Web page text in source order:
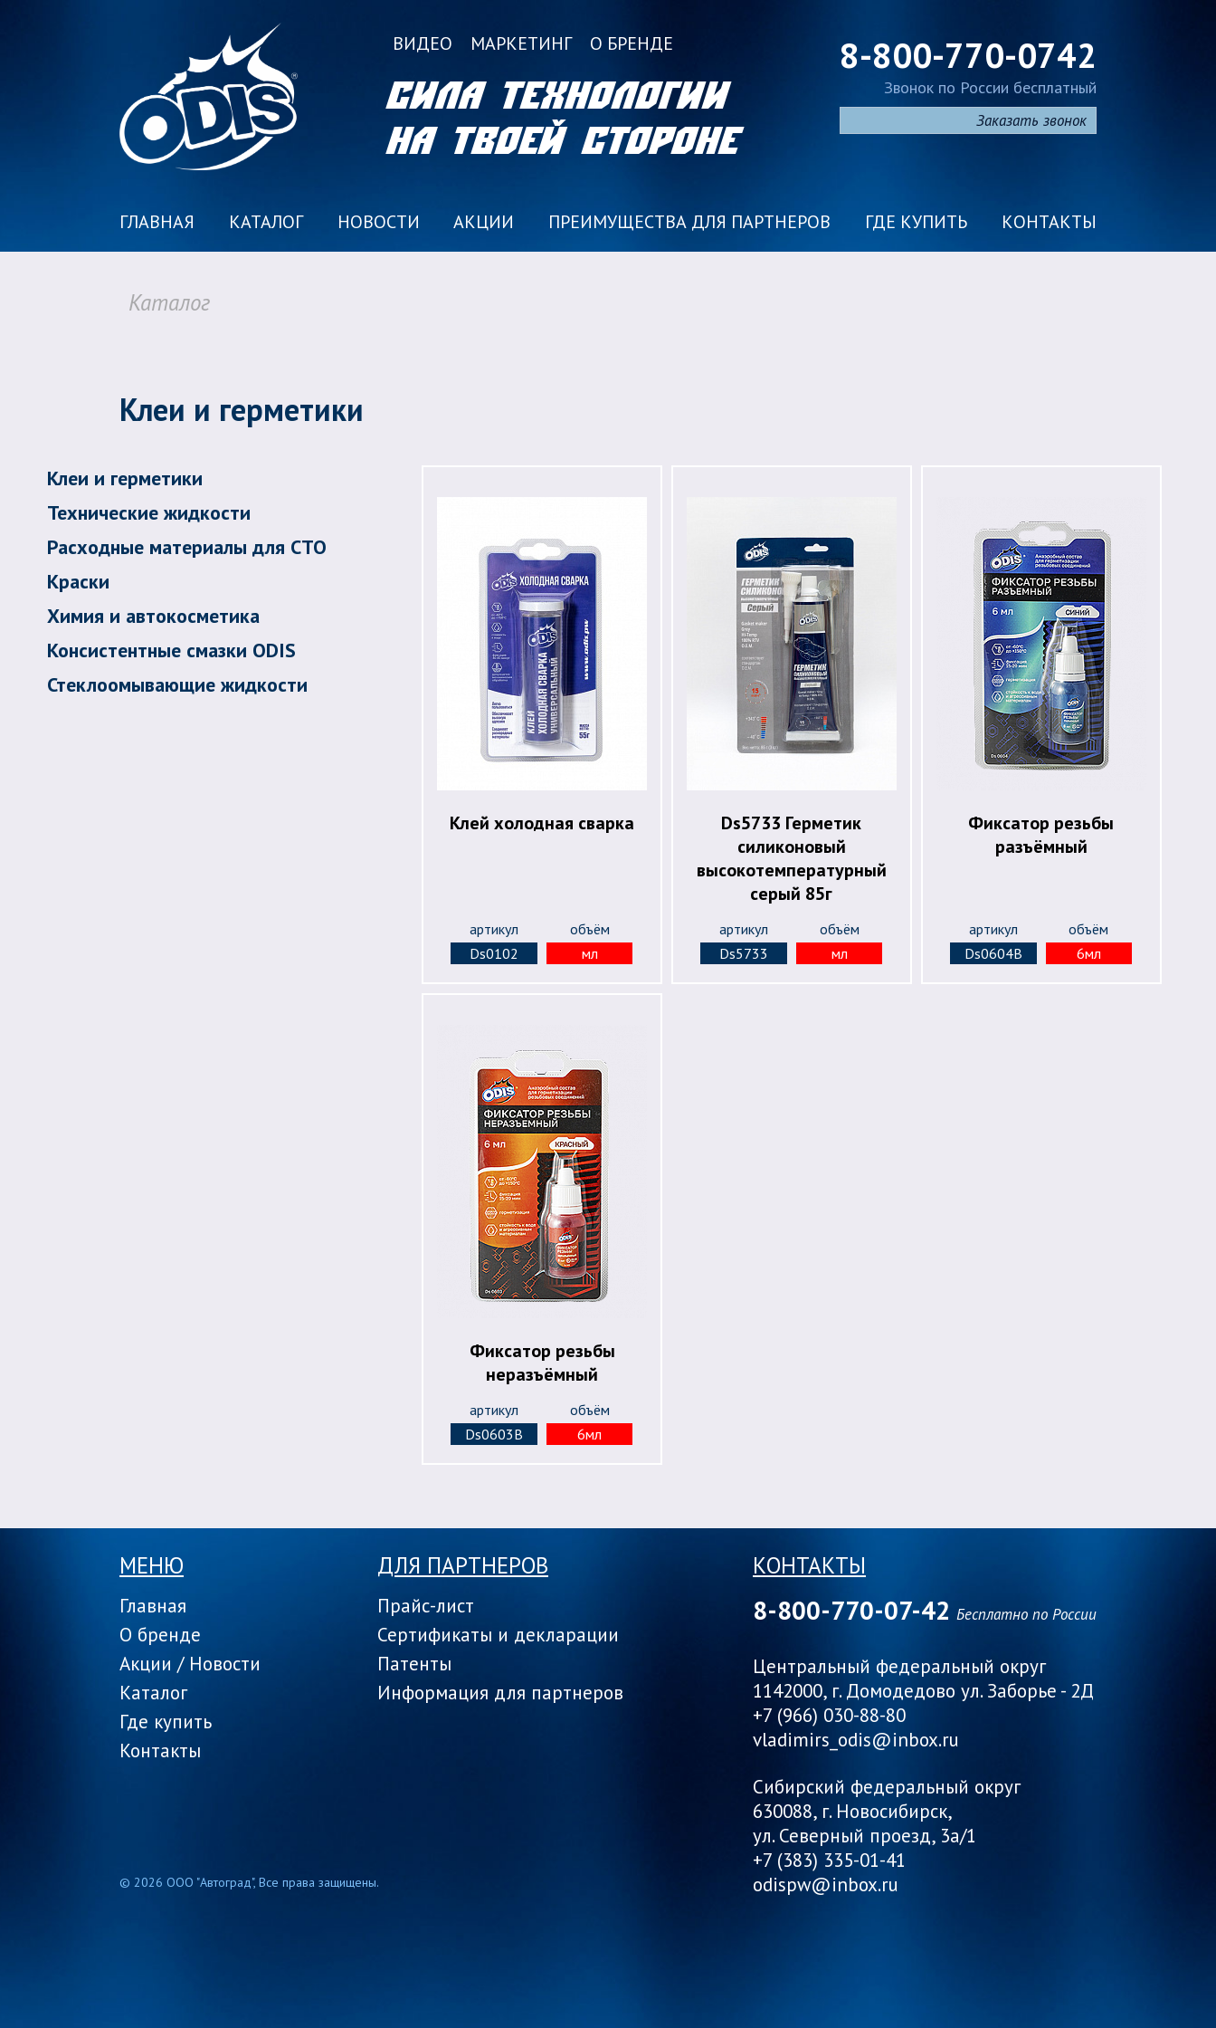
ВИДЕО МАРКЕТИНГ О БРЕНДЕ
Сила технологии
на твоей стороне
8-800-770-0742
Звонок по России бесплатный
Заказать звонок
ГЛАВНАЯ КАТАЛОГ НОВОСТИ АКЦИИ ПРЕИМУЩЕСТВА ДЛЯ ПАРТНЕРОВ ГДЕ КУПИТЬ КОНТАКТЫ
Каталог
Клеи и герметики
Клеи и герметики
Технические жидкости
Расходные материалы для СТО
Краски
Химия и автокосметика
Консистентные смазки ODIS
Стеклоомывающие жидкости
Клей холодная сварка
артикул
объём
Ds0102
мл
Ds5733 Герметик
силиконовый
высокотемпературный
серый 85г
артикул
объём
Ds5733
мл
Фиксатор резьбы
разъёмный
артикул
объём
Ds0604В
6мл
Фиксатор резьбы
неразъёмный
артикул
объём
Ds0603B
6мл
МЕНЮ
Главная
О бренде
Акции / Новости
Каталог
Где купить
Контакты
ДЛЯ ПАРТНЕРОВ
Прайс-лист
Сертификаты и декларации
Патенты
Информация для партнеров
КОНТАКТЫ
8-800-770-07-42 Бесплатно по России
Центральный федеральный округ
1142000, г. Домодедово ул. Заборье - 2Д
+7 (966) 030-88-80
vladimirs_odis@inbox.ru
Сибирский федеральный округ
630088, г. Новосибирск,
ул. Северный проезд, 3а/1
+7 (383) 335-01-41
odispw@inbox.ru
© 2026 ООО "Автоград", Все права защищены.